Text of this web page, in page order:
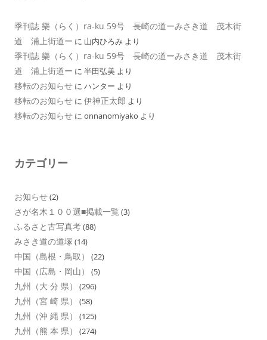
季刊誌 樂（らく）ra-ku 59号 長崎の道ーみさき道 茂木街
道 浦上街道ー に 山内ひろみ より
季刊誌 樂（らく）ra-ku 59号 長崎の道ーみさき道 茂木街
道 浦上街道ー に 半田弘美 より
移転のお知らせ に ハンター より
移転のお知らせ に 伊神正太郎 より
移転のお知らせ に onnanomiyako より
カテゴリー
お知らせ(2)
さが名木１００選■掲載一覧 (3)
ふるさと古写真考(88)
みさき道の道塚 (14)
中国（島根・鳥取） (22)
中国（広島・岡山） (5)
九州（大 分 県） (296)
九州（宮 崎 県） (58)
九州（沖 縄 県） (125)
九州（熊 本 県） (274)